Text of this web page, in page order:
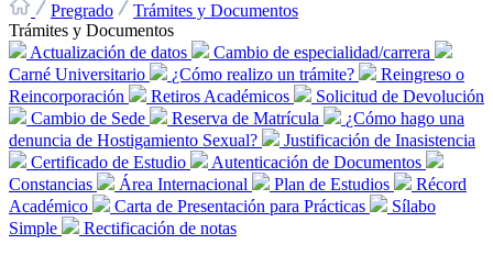
Pregrado
Trámites y Documentos
Trámites y Documentos
Actualización de datos
Cambio de especialidad/carrera
Carné Universitario
¿Cómo realizo un trámite?
Reingreso o
Reincorporación
Retiros Académicos
Solicitud de Devolución
Cambio de Sede
Reserva de Matrícula
¿Cómo hago una
denuncia de Hostigamiento Sexual?
Justificación de Inasistencia
Certificado de Estudio
Autenticación de Documentos
Constancias
Área Internacional Plan de Estudios
Récord
Académico
Carta de Presentación para Prácticas
Sílabo
Simple
Rectificación de notas